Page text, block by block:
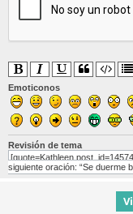
Emoticonos
Revisión de tema
[quote=Kathleen